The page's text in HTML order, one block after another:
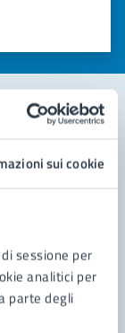
sui cookie
sessione per
analitici per
parte degli
chiarezza delle